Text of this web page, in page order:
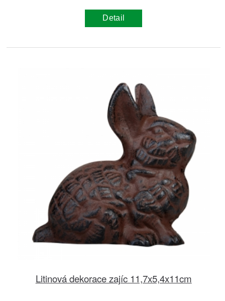
Detail
Litinová dekorace zajíc 11,7x5,4x11cm